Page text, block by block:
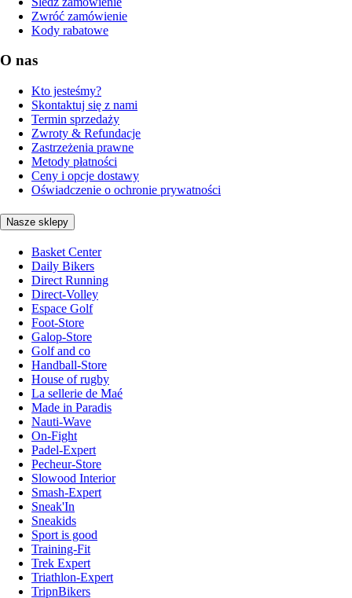
Zwróć zamówienie
Kody rabatowe
O nas
Kto jesteśmy?
Skontaktuj się z nami
Termin sprzedaży
Zwroty & Refundacje
Zastrzeżenia prawne
Metody płatności
Ceny i opcje dostawy
Oświadczenie o ochronie prywatności
Nasze sklepy
Basket Center
Daily Bikers
Direct Running
Direct-Volley
Espace Golf
Foot-Store
Galop-Store
Golf and co
Handball-Store
House of rugby
La sellerie de Maé
Made in Paradis
Nauti-Wave
On-Fight
Padel-Expert
Pecheur-Store
Slowood Interior
Smash-Expert
Sneak'In
Sneakids
Sport is good
Training-Fit
Trek Expert
Triathlon-Expert
TripnBikers